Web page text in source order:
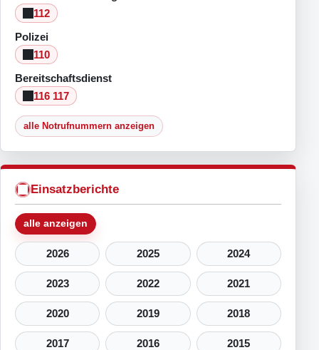
112
Polizei
110
Bereitschaftsdienst
116 117
alle Notrufnummern anzeigen
Einsatzberichte
alle anzeigen
2026 2025 2024
2023 2022 2021
2020 2019 2018
2017 2016 2015